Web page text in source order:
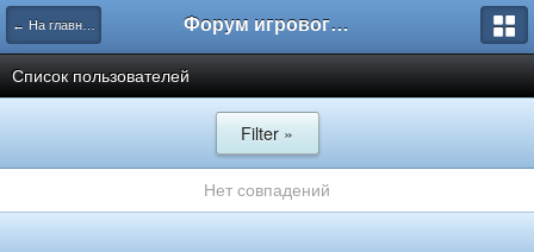
← На главную Форум игрового проекта Riverrise
Список пользователей
Filter »
Нет совпадений